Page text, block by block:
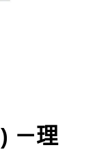
－理